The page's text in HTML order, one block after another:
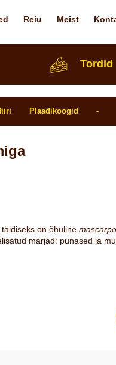
Reiu Meist
Tordid
Plaadikoogid -
on õhuline
marjad: punased ja